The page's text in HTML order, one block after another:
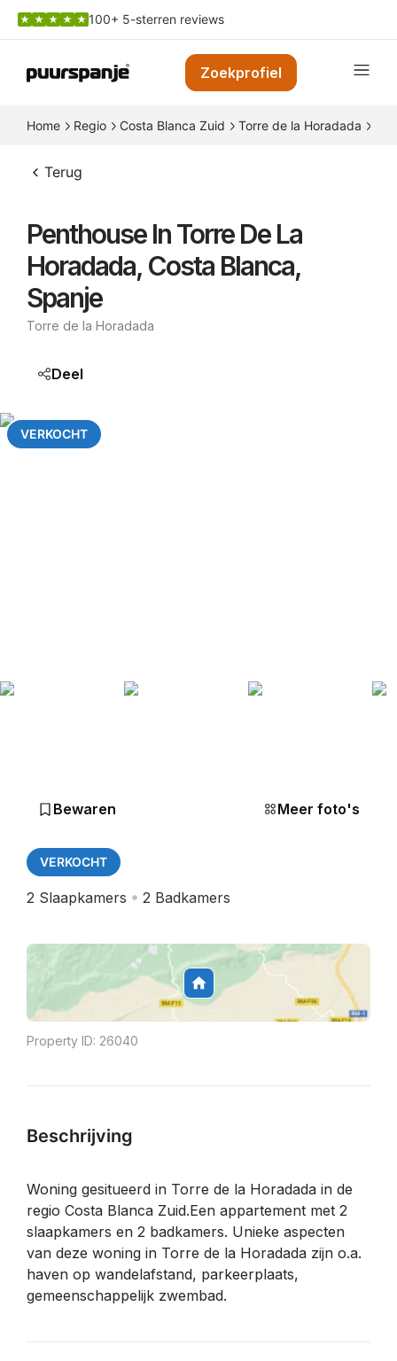
100+ 5-sterren reviews
Zoekprofiel
Home Regio Costa Blanca Zuid Torre de la Horadada
Terug
Penthouse In Torre De La
Horadada, Costa Blanca,
Spanje
Torre de la Horadada
Deel
VERKOCHT
Bewaren Meer foto's
VERKOCHT
2 Slaapkamers 2 Badkamers
Property ID: 26040
Beschrijving
Woning gesitueerd in Torre de la Horadada in de
regio Costa Blanca Zuid.Een appartement met 2
slaapkamers en 2 badkamers. Unieke aspecten
van deze woning in Torre de la Horadada zijn o.a.
haven op wandelafstand, parkeerplaats,
gemeenschappelijk zwembad.